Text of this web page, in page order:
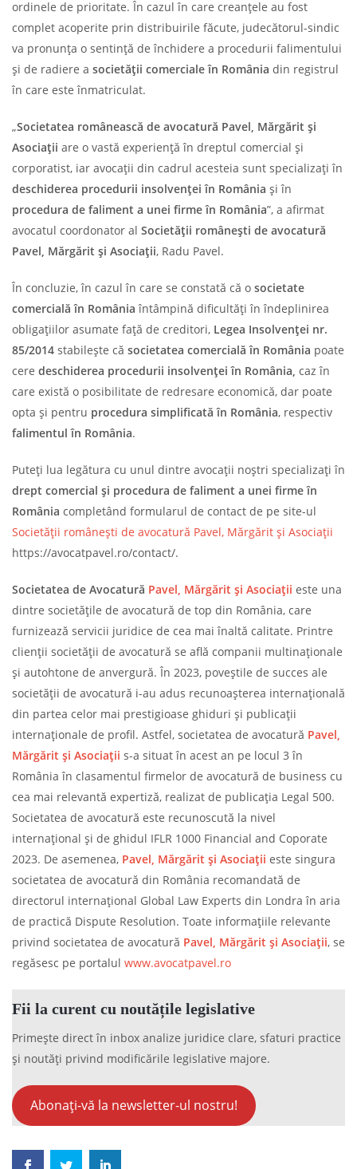
ordinele de prioritate. În cazul în care creanțele au fost
complet acoperite prin distribuirile făcute, judecătorul-sindic
va pronunța o sentință de închidere a procedurii falimentului
și de radiere a societății comerciale în România din registrul
în care este înmatriculat.
„Societatea românească de avocatură Pavel, Mărgărit și
Asociații are o vastă experiență în dreptul comercial și
corporatist, iar avocații din cadrul acesteia sunt specializați în
deschiderea procedurii insolvenței în România și în
procedura de faliment a unei firme în România”, a afirmat
avocatul coordonator al Societății românești de avocatură
Pavel, Mărgărit și Asociații, Radu Pavel.
În concluzie, în cazul în care se constată că o societate
comercială în România întâmpină dificultăți în îndeplinirea
obligațiilor asumate față de creditori, Legea Insolvenței nr.
85/2014 stabilește că societatea comercială în România poate
cere deschiderea procedurii insolvenței în România, caz în
care există o posibilitate de redresare economică, dar poate
opta și pentru procedura simplificată în România, respectiv
falimentul în România.
Puteți lua legătura cu unul dintre avocații noștri specializați în
drept comercial și procedura de faliment a unei firme în
România completând formularul de contact de pe site-ul
Societății românești de avocatură Pavel, Mărgărit și Asociații
https://avocatpavel.ro/contact/.
Societatea de Avocatură Pavel, Mărgărit și Asociații este una
dintre societățile de avocatură de top din România, care
furnizează servicii juridice de cea mai înaltă calitate. Printre
clienții societății de avocatură se află companii multinaționale
și autohtone de anvergură. În 2023, poveștile de succes ale
societății de avocatură i-au adus recunoașterea internațională
din partea celor mai prestigioase ghiduri și publicații
internaționale de profil. Astfel, societatea de avocatură Pavel,
Mărgărit și Asociații s-a situat în acest an pe locul 3 în
România în clasamentul firmelor de avocatură de business cu
cea mai relevantă expertiză, realizat de publicația Legal 500.
Societatea de avocatură este recunoscută la nivel
internațional și de ghidul IFLR 1000 Financial and Coporate
2023. De asemenea, Pavel, Mărgărit și Asociații este singura
societatea de avocatură din România recomandată de
directorul internațional Global Law Experts din Londra în aria
de practică Dispute Resolution. Toate informațiile relevante
privind societatea de avocatură Pavel, Mărgărit și Asociații, se
regăsesc pe portalul www.avocatpavel.ro
Fii la curent cu noutățile legislative
Primește direct în inbox analize juridice clare, sfaturi practice
și noutăți privind modificările legislative majore.
Abonați-vă la newsletter-ul nostru!